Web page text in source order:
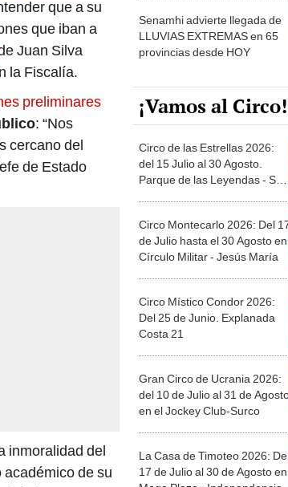
que iban a
Juan Silva
la Fiscalía.
: “Nos
del
de Estado
de su
LLUVIAS EXTREMAS en 65
provincias desde HOY
¡Vamos al Circo!
del 15 Julio al 30 Agosto.
Parque de las Leyendas - San
Miguel
de Julio hasta el 30 Agosto en
Círculo Militar - Jesús María
Del 25 de Junio. Explanada
Costa 21
del 10 de Julio al 31 de Agosto
en el Jockey Club-Surco
17 de Julio al 30 de Agosto en
Mega Plaza - Independencia